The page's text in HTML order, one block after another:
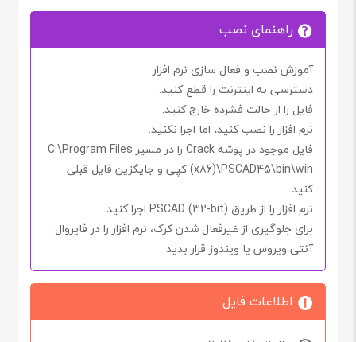
راهنمای نصب
آموزش نصب و فعال سازی نرم افزار
دسترسی به اینترنت را قطع کنید.
فایل را از حالت فشرده خارج کنید.
نرم افزار را نصب کنید، اما اجرا نکنید.
فایل موجود در پوشهCrack را در مسیر C:\Program Files
(x86)\PSCAD45\bin\winکپی و جایگزین فایل قبلی
کنید.
نرم افزار را از طریق PSCAD (32-bit) اجرا کنید.
برای جلوگیری از غیرفعال شدنکرک، نرم افزار را در فایروال
آنتی ویروس یا ویندوز قرار بدید
اطلاعات فایل